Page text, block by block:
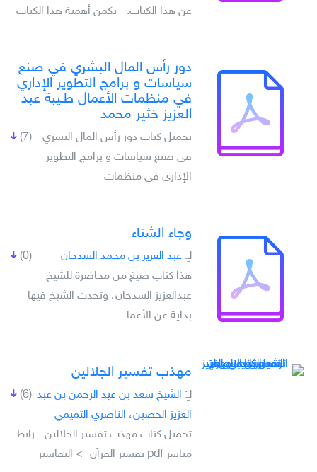
عن هذا الكتاب: - تكمن أهمية هذا الكتاب
دور رأس المال البشري في صنع
سياسات و برامج التطوير الإداري
في منظمات الأعمال طـيبة عبد
العزيز خثير محمد
(7)
تحميل كتاب دور رأس المال البشري
في صنع سياسات و برامج التطوير
الإداري في منظمات
وجاء الشتاء
(0) لـِ: عبد العزيز بن محمد السدحان
هذا كتاب صيغ من محاضرة للشيخ
عبدالعزيز السدحان، وتحدث الشيخ فيها
بداية عن الأعما
مهذب تفسير الجلالين
(6) لـِ: الشيخ سعد بن عبد الرحمن بن عبد
العزيز الحصين، الناصري التميمي
تحميل كتاب مهذب تفسير الجلالين - رابط
مباشر pdf تفسير القرآن -> التفاسير